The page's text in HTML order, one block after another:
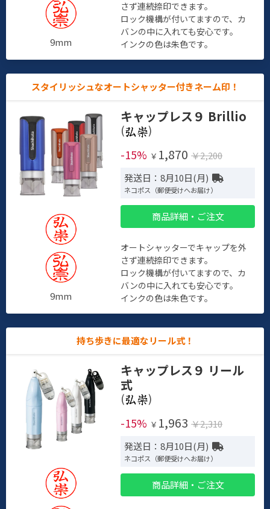
9mm
さず連続捺印できます。
ロック機構が付いてますので、カ
バンの中に入れても安心です。
インクの色は朱色です。
スタイリッシュなオートシャッター付きネーム印！
9mm
キャップレス９ Brillio
(
)
-15% ￥ 1,870 ￥2,200
発送日：8月10日(月)
ネコポス（郵便受けへお届け）
商品詳細・ご注文
オートシャッターでキャップを外
さず連続捺印できます。
ロック機構が付いてますので、カ
バンの中に入れても安心です。
インクの色は朱色です。
持ち歩きに最適なリール式！
キャップレス９ リール
式
(
)
-15% ￥ 1,963 ￥2,310
発送日：8月10日(月)
ネコポス（郵便受けへお届け）
商品詳細・ご注文